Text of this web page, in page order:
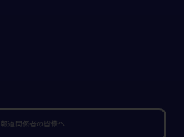
報道関係者の皆様へ